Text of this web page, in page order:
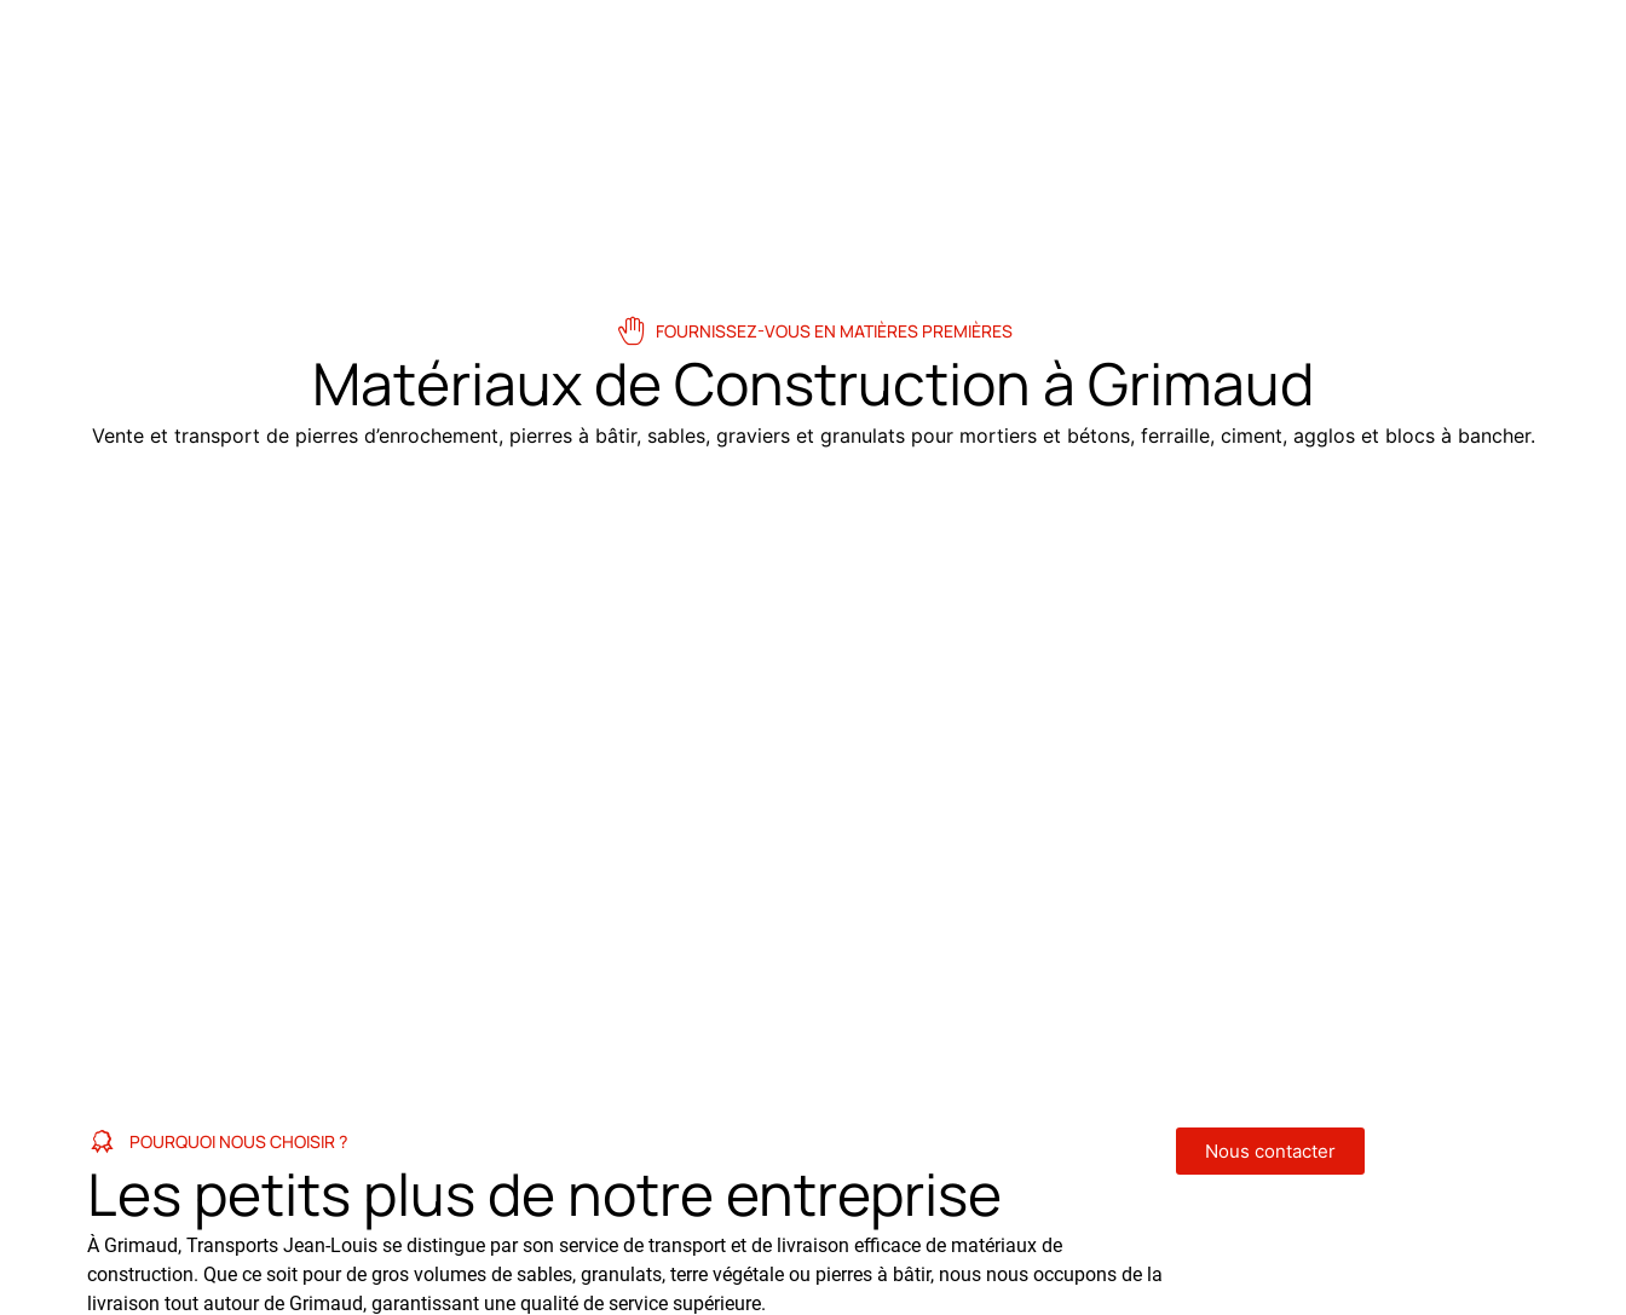
FOURNISSEZ-VOUS EN MATIÈRES PREMIÈRES
Matériaux de Construction à Grimaud
Vente et transport de pierres d’enrochement, pierres à bâtir, sables, graviers et granulats pour mortiers et bétons, ferraille, ciment, agglos et blocs à bancher.
POURQUOI NOUS CHOISIR ?
Les petits plus de notre entreprise
À Grimaud, Transports Jean-Louis se distingue par son service de transport et de livraison efficace de matériaux de
construction. Que ce soit pour de gros volumes de sables, granulats, terre végétale ou pierres à bâtir, nous nous occupons de la
livraison tout autour de Grimaud, garantissant une qualité de service supérieure.
Nous contacter